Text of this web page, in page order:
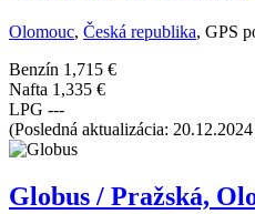
Olomouc, Česká republika, GPS
Benzín 1,715 €
Nafta 1,335 €
LPG ---
(Posledná aktualizácia:
Globus / Pražská,